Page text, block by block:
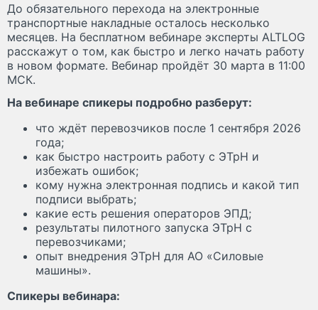
До обязательного перехода на электронные
транспортные накладные осталось несколько
месяцев. На бесплатном вебинаре эксперты ALTLOG
расскажут о том, как быстро и легко начать работу
в новом формате. Вебинар пройдёт 30 марта в 11:00
МСК.
На вебинаре спикеры подробно разберут:
что ждёт перевозчиков после 1 сентября 2026
года;
как быстро настроить работу с ЭТрН и
избежать ошибок;
кому нужна электронная подпись и какой тип
подписи выбрать;
какие есть решения операторов ЭПД;
результаты пилотного запуска ЭТрН с
перевозчиками;
опыт внедрения ЭТрН для АО «Силовые
машины».
Спикеры вебинара: